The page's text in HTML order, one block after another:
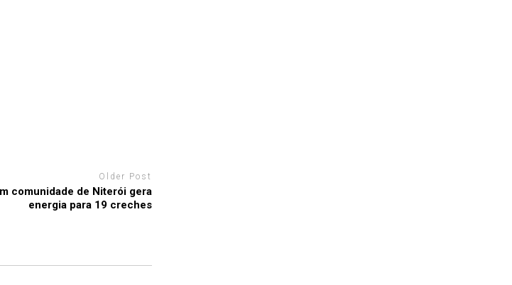
Older Post
comunidade de Niterói gera
energia para 19 creches